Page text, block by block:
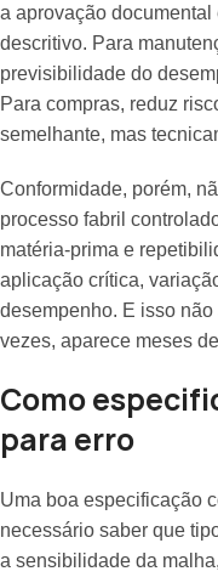
a aprovação documental
descritivo. Para
previsibilidade do
Para compras, reduz
semelhante, mas
Conformidade, porém,
processo fabril
matéria-prima e
aplicação crítica,
desempenho. E isso
vezes, aparece meses
Como
para erro
Uma boa especificação
necessário saber que
a sensibilidade da